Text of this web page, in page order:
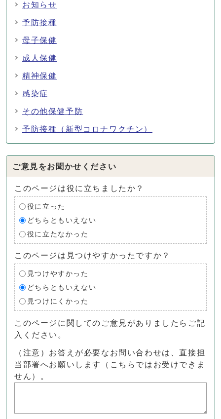
お知らせ
予防接種
母子保健
成人保健
精神保健
感染症
その他保健予防
予防接種（新型コロナワクチン）
ご意見をお聞かせください
このページは役に立ちましたか？
役に立った
どちらともいえない
役に立たなかった
このページは見つけやすかったですか？
見つけやすかった
どちらともいえない
見つけにくかった
このページに関してのご意見がありましたらご記
入ください。
（注意）お答えが必要なお問い合わせは、直接担
当部署へお願いします（こちらではお受けできま
せん）。